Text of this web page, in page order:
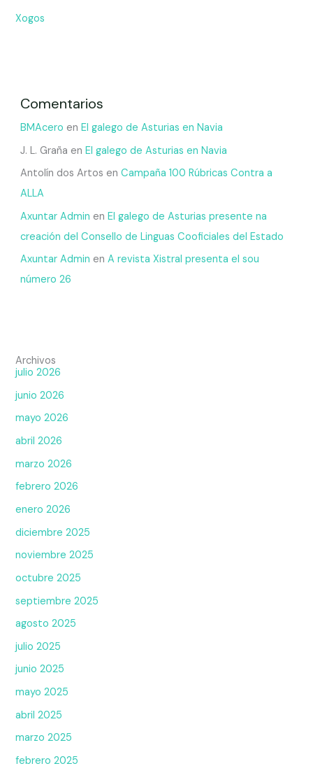
Xogos
Comentarios
BMAcero en El galego de Asturias en Navia
J. L. Graña en El galego de Asturias en Navia
Antolín dos Artos en Campaña 100 Rúbricas Contra a
ALLA
Axuntar Admin en El galego de Asturias presente na
creación del Consello de Linguas Cooficiales del Estado
Axuntar Admin en A revista Xistral presenta el sou
número 26
Archivos
julio 2026
junio 2026
mayo 2026
abril 2026
marzo 2026
febrero 2026
enero 2026
diciembre 2025
noviembre 2025
octubre 2025
septiembre 2025
agosto 2025
julio 2025
junio 2025
mayo 2025
abril 2025
marzo 2025
febrero 2025